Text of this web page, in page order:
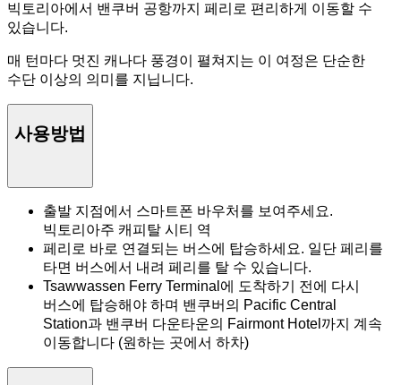
빅토리아에서 밴쿠버 공항까지 페리로 편리하게 이동할 수
있습니다.
매 턴마다 멋진 캐나다 풍경이 펼쳐지는 이 여정은 단순한
수단 이상의 의미를 지닙니다.
사용방법
출발 지점에서 스마트폰 바우처를 보여주세요.
빅토리아주 캐피탈 시티 역
페리로 바로 연결되는 버스에 탑승하세요. 일단 페리를
타면 버스에서 내려 페리를 탈 수 있습니다.
Tsawwassen Ferry Terminal에 도착하기 전에 다시
버스에 탑승해야 하며 밴쿠버의 Pacific Central
Station과 밴쿠버 다운타운의 Fairmont Hotel까지 계속
이동합니다 (원하는 곳에서 하차)